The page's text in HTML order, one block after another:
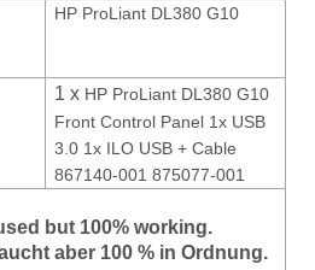
HP ProLiant DL380 G10
1 x HP ProLiant DL380 G10
Front Control Panel 1x USB
3.0 1x ILO USB + Cable
867140-001 875077-001
but 100% working.
aber 100 % in Ordnung.